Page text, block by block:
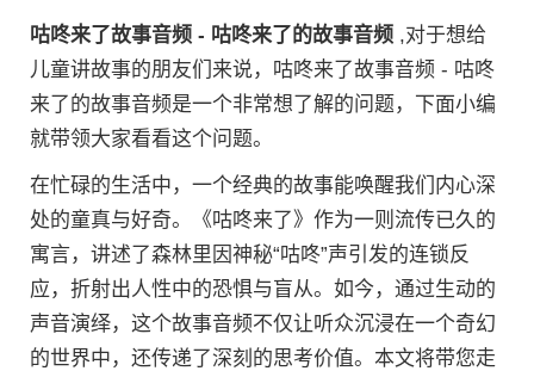
咕咚来了故事音频 - 咕咚来了的故事音频 ,对于想给
儿童讲故事的朋友们来说，咕咚来了故事音频 - 咕咚
来了的故事音频是一个非常想了解的问题，下面小编
就带领大家看看这个问题。
在忙碌的生活中，一个经典的故事能唤醒我们内心深
处的童真与好奇。《咕咚来了》作为一则流传已久的
寓言，讲述了森林里因神秘“咕咚”声引发的连锁反
应，折射出人性中的恐惧与盲从。如今，通过生动的
声音演绎，这个故事音频不仅让听众沉浸在一个奇幻
的世界中，还传递了深刻的思考价值。本文将带您走